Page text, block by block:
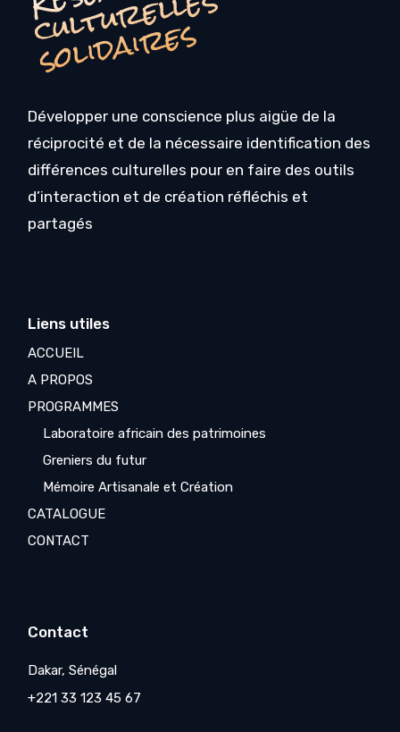
s
Développer une conscience plus aigüe de la
réciprocité et de la nécessaire identification des
différences culturelles pour en faire des outils
d’interaction et de création réfléchis et
partagés
Liens utiles
ACCUEIL
A PROPOS
PROGRAMMES
Laboratoire africain des patrimoines
Greniers du futur
Mémoire Artisanale et Création
CATALOGUE
CONTACT
Contact
Dakar, Sénégal
+221 33 123 45 67